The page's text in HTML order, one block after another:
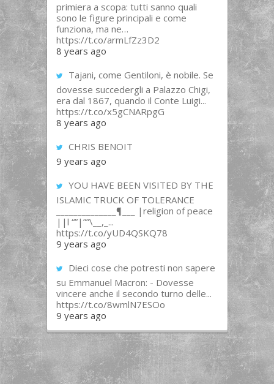
primiera a scopa: tutti sanno quali
sono le figure principali e come
funziona, ma ne…
https://t.co/armLfZz3D2
8 years ago
Tajani, come Gentiloni, è nobile. Se
dovesse succedergli a Palazzo Chigi,
era dal 1867, quando il Conte Luigi...
https://t.co/x5gCNARpgG
8 years ago
CHRIS BENOIT
9 years ago
YOU HAVE BEEN VISITED BY THE
ISLAMIC TRUCK OF TOLERANCE
______________¶___ |religion of peace
||l “”|””\__,_...
https://t.co/yUD4QSKQ78
9 years ago
Dieci cose che potresti non sapere
su Emmanuel Macron: - Dovesse
vincere anche il secondo turno delle...
https://t.co/8wmlN7ESOo
9 years ago